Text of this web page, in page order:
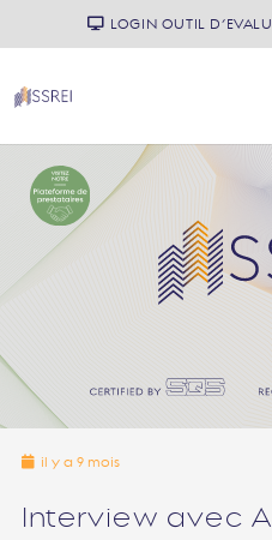
LOGIN OUTIL
il y a 9 mois
Interview avec